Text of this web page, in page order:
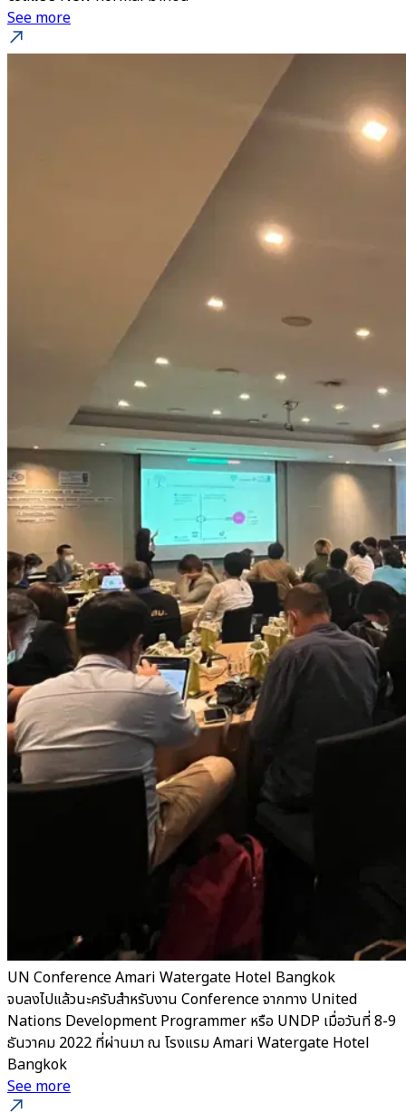
See more
UN Conference Amari Watergate Hotel Bangkok
จบลงไปแล้วนะครับสำหรับงาน Conference จากทาง United
Nations Development Programmer หรือ UNDP เมื่อวันที่ 8-9
ธันวาคม 2022 ที่ผ่านมา ณ โรงแรม Amari Watergate Hotel
Bangkok
See more